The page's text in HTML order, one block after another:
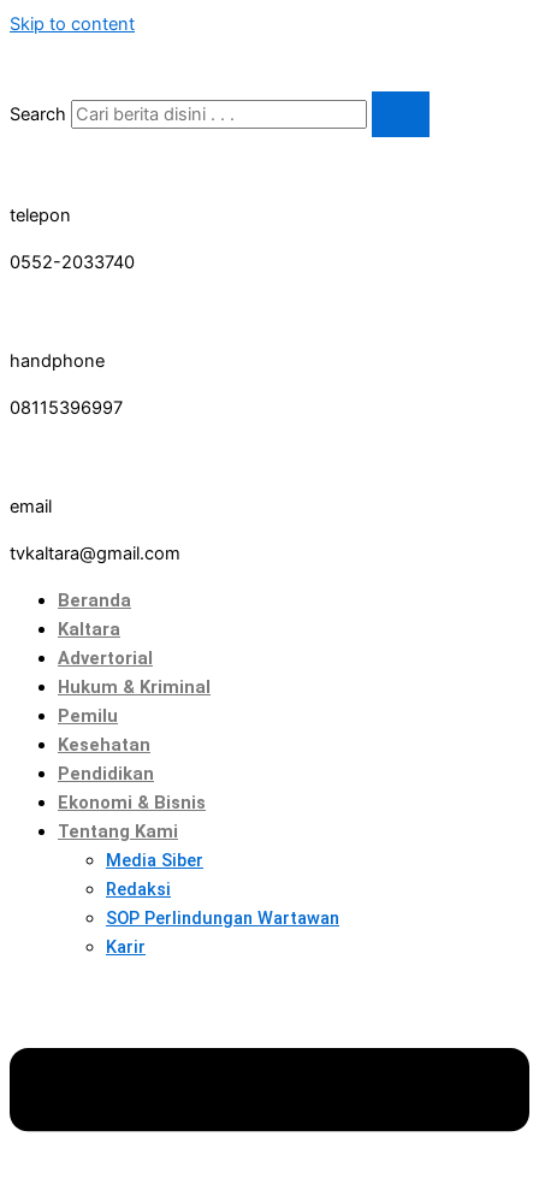
Skip to content
Search
telepon
0552-2033740
handphone
08115396997
email
tvkaltara@gmail.com
Beranda
Kaltara
Advertorial
Hukum & Kriminal
Pemilu
Kesehatan
Pendidikan
Ekonomi & Bisnis
Tentang Kami
Media Siber
Redaksi
SOP Perlindungan Wartawan
Karir